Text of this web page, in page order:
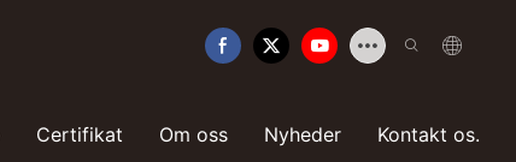
Certifikat Om oss Nyheder Kontakt os.